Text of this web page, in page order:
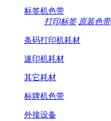
标签机色带
打印标签 原装色带
条码打印机耗材
速印机耗材
其它耗材
标牌机色带
外接设备